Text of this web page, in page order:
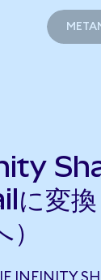
に変
INFINITY